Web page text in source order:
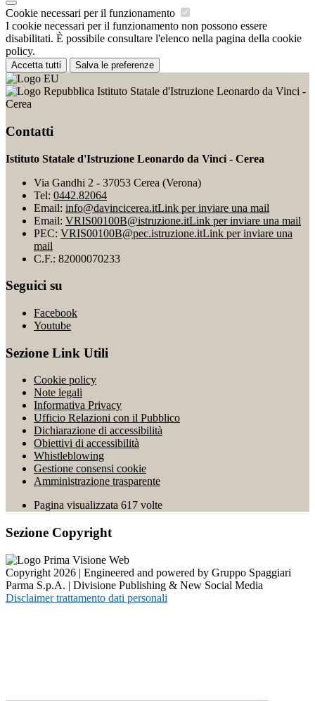
Cookie necessari per il funzionamento
I cookie necessari per il funzionamento non possono essere
disabilitati. È possibile consultare l'elenco nella pagina della cookie
policy.
Accetta tutti Salva le preferenze
Istituto Statale d'Istruzione Leonardo da Vinci -
Cerea
Contatti
Istituto Statale d'Istruzione Leonardo da Vinci - Cerea
Via Gandhi 2 - 37053 Cerea (Verona)
Tel: 0442.82064
Email: info@davincicerea.itLink per inviare una mail
Email: VRIS00100B@istruzione.itLink per inviare una mail
PEC: VRIS00100B@pec.istruzione.itLink per inviare una
mail
C.F.: 82000070233
Seguici su
Facebook
Youtube
Sezione Link Utili
Cookie policy
Note legali
Informativa Privacy
Ufficio Relazioni con il Pubblico
Dichiarazione di accessibilità
Obiettivi di accessibilità
Whistleblowing
Gestione consensi cookie
Amministrazione trasparente
Pagina visualizzata 617 volte
Sezione Copyright
Copyright 2026 | Engineered and powered by Gruppo Spaggiari
Parma S.p.A. | Divisione Publishing & New Social Media
Disclaimer trattamento dati personali